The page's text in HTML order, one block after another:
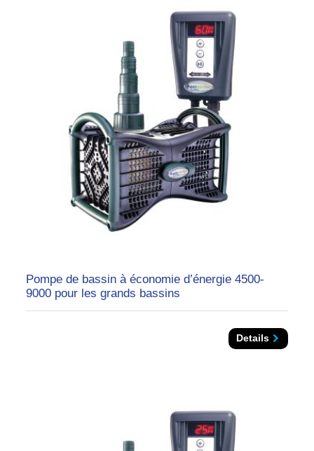
Pompe de bassin à économie d’énergie 4500-
9000 pour les grands bassins
Details